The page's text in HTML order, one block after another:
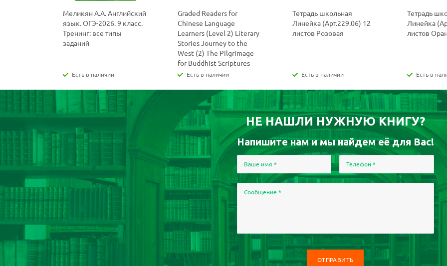
Меликян А.А. Английский
язык. ОГЭ-2026. 9 класс.
Тренинг: все типы
заданий
Есть в наличии
Graded Readers for
Chinese Language
Learners (Level 2) Literary
Stories Journey to the
West (2) The Pilgrimage
for Buddhist Scriptures
Есть в наличии
Тетрадь школьная
Линейка (Арт.229.06) 12
листов Розовая
Есть в наличии
Тетрадь
Линейка
листов
Есть в
НЕ НАШЛИ НУЖНУЮ КНИГУ?
Напишите нам и мы найдем её для Вас!
Ваше имя * Телефон *
Сообщение *